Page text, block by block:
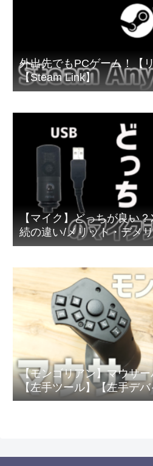
外出先でもPCゲーム！【
【Steam Link】
【マイク】どっちが良い
続の違い/メリット・デメ
【モンゴリアン】マウサ
【左手ツール】【左手デ